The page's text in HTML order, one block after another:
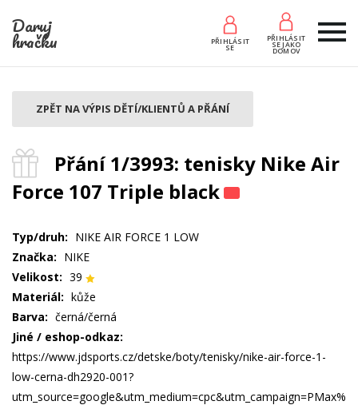
Daruj
hračku PŘIHLÁSIT
SE
PŘIHLÁSIT
SE JAKO
DOMOV
Přání 1/3993: tenisky Nike Air
Force 107 Triple black
ZPĚT NA VÝPIS DĚTÍ/KLIENTŮ A PŘÁNÍ
Typ/druh: NIKE AIR FORCE 1 LOW
Značka: NIKE
Velikost: 39
Materiál: kůže
Barva: černá/černá
Jiné / eshop-odkaz:
https://www.jdsports.cz/detske/boty/tenisky/nike-air-force-1-
low-cerna-dh2920-001?
utm_source=google&utm_medium=cpc&utm_campaign=PMax%